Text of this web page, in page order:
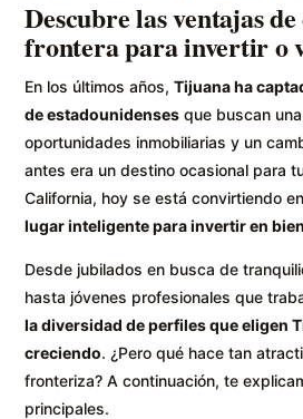
Descubre las ventajas
frontera para invertir o
En los últimos años,Tijuana ha
de estadounidenses que buscan
oportunidades inmobiliarias y un
antes era un destino ocasional para
California, hoy se está convirtiendo
lugar inteligente para invertir en
Desde jubilados en busca de
hasta jóvenes profesionales que
la diversidad de perfiles que eligen
creciendo. ¿Pero qué hace tan
fronteriza? A continuación, te
principales.